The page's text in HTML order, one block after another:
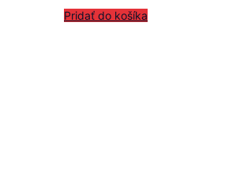
Pridať do košíka